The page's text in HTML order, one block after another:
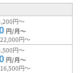
円～
円/月～
円～
円～
円/月～
円～